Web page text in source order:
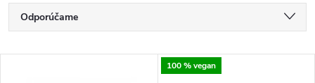
R
a
Odporúčame
100 % vegan